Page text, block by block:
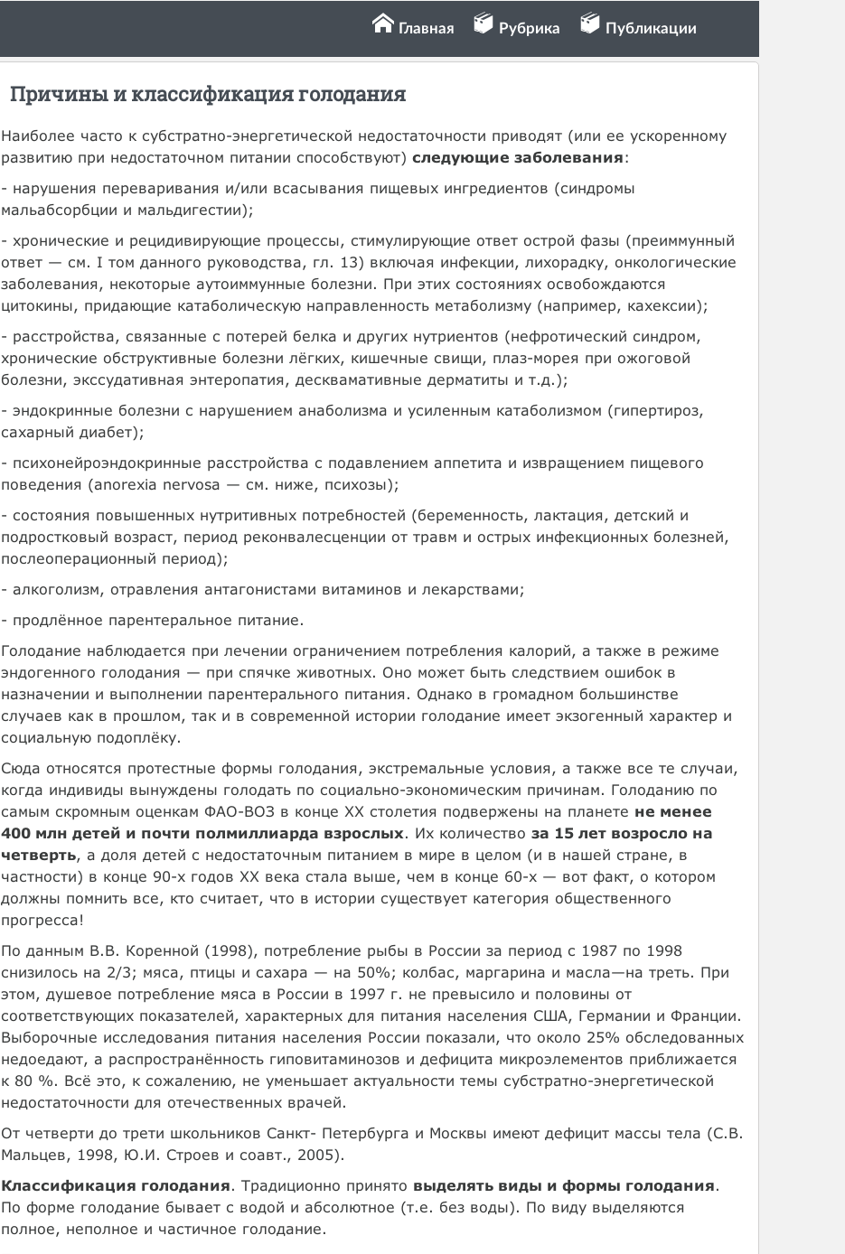
Главная Рубрика Публикации
Причины и классификация голодания
Наиболее часто к субстратно-энергетической недостаточности приводят (или ее ускоренному
развитию при недостаточном питании способствуют) следующие заболевания:
- нарушения переваривания и/или всасывания пищевых ингредиентов (синдромы
мальабсорбции и мальдигестии);
- хронические и рецидивирующие процессы, стимулирующие ответ острой фазы (преиммунный
ответ — см. I том данного руководства, гл. 13) включая инфекции, лихорадку, онкологические
заболевания, некоторые аутоиммунные болезни. При этих состояниях освобождаются
цитокины, придающие катаболическую направленность метаболизму (например, кахексии);
- расстройства, связанные с потерей белка и других нутриентов (нефротический синдром,
хронические обструктивные болезни лёгких, кишечные свищи, плаз-морея при ожоговой
болезни, экссудативная энтеропатия, десквамативные дерматиты и т.д.);
- эндокринные болезни с нарушением анаболизма и усиленным катаболизмом (гипертироз,
сахарный диабет);
- психонейроэндокринные расстройства с подавлением аппетита и извращением пищевого
поведения (anorexia nervosa — см. ниже, психозы);
- состояния повышенных нутритивных потребностей (беременность, лактация, детский и
подростковый возраст, период реконвалесценции от травм и острых инфекционных болезней,
послеоперационный период);
- алкоголизм, отравления антагонистами витаминов и лекарствами;
- продлённое парентеральное питание.
Голодание наблюдается при лечении ограничением потребления калорий, а также в режиме
эндогенного голодания — при спячке животных. Оно может быть следствием ошибок в
назначении и выполнении парентерального питания. Однако в громадном большинстве
случаев как в прошлом, так и в современной истории голодание имеет экзогенный характер и
социальную подоплёку.
Сюда относятся протестные формы голодания, экстремальные условия, а также все те случаи,
когда индивиды вынуждены голодать по социально-экономическим причинам. Голоданию по
самым скромным оценкам ФАО-ВОЗ в конце XX столетия подвержены на планете не менее
400 млн детей и почти полмиллиарда взрослых. Их количество за 15 лет возросло на
четверть, а доля детей с недостаточным питанием в мире в целом (и в нашей стране, в
частности) в конце 90-х годов XX века стала выше, чем в конце 60-х — вот факт, о котором
должны помнить все, кто считает, что в истории существует категория общественного
прогресса!
По данным В.В. Коренной (1998), потребление рыбы в России за период с 1987 по 1998
снизилось на 2/3; мяса, птицы и сахара — на 50%; колбас, маргарина и масла—на треть. При
этом, душевое потребление мяса в России в 1997 г. не превысило и половины от
соответствующих показателей, характерных для питания населения США, Германии и Франции.
Выборочные исследования питания населения России показали, что около 25% обследованных
недоедают, а распространённость гиповитаминозов и дефицита микроэлементов приближается
к 80 %. Всё это, к сожалению, не уменьшает актуальности темы субстратно-энергетической
недостаточности для отечественных врачей.
От четверти до трети школьников Санкт- Петербурга и Москвы имеют дефицит массы тела (С.В.
Мальцев, 1998, Ю.И. Строев и соавт., 2005).
Классификация голодания. Традиционно принято выделять виды и формы голодания.
По форме голодание бывает с водой и абсолютное (т.е. без воды). По виду выделяются
полное, неполное и частичное голодание.